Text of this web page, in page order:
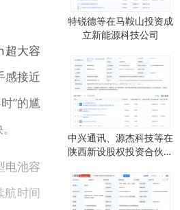
超大容
感接近
”的尴
电池容
航时间
特锐德等在马鞍山投资成
立新能源科技公司
中兴通讯、源杰科技等在
陕西新设股权投资合伙企